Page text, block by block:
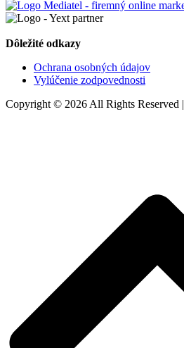
Dôležité odkazy
Ochrana osobných údajov
Vylúčenie zodpovednosti
Copyright © 2026 All Rights Reserved |